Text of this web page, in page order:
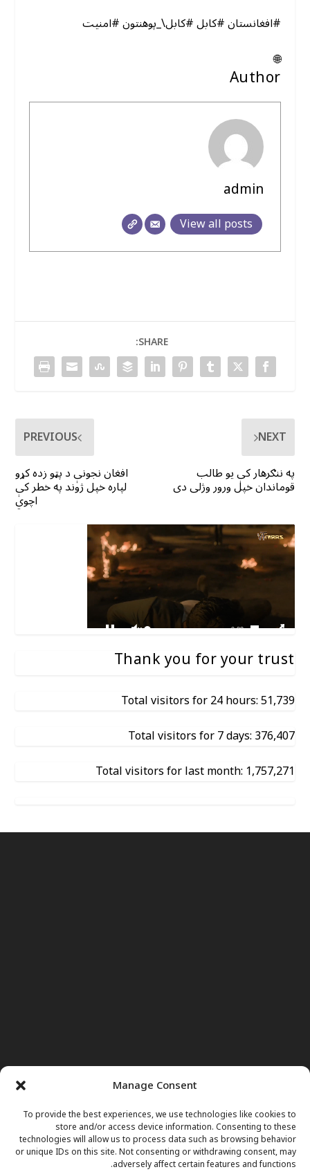
Manage Consent
To provide the best experiences, we use technologies like cookies to
store and/or access device information. Consenting to these
technologies will allow us to process data such as browsing behavior
or unique IDs on this site. Not consenting or withdrawing consent, may
adversely affect certain features and functions.
#افغانستان #کابل #کابل\_پوهنتون #امنیت
🌐
Author
admin
View all posts
SHARE:
PREVIOUS
افغان نجونې د پټو زده کړو
لپاره خپل ژوند په خطر کې
اچوي
NEXT
په ننګرهار کې یو طالب
قوماندان خپل ورور وژلی دی
Thank you for your trust
Total visitors for 24 hours: 51,739
Total visitors for 7 days: 376,407
Total visitors for last month: 1,757,271